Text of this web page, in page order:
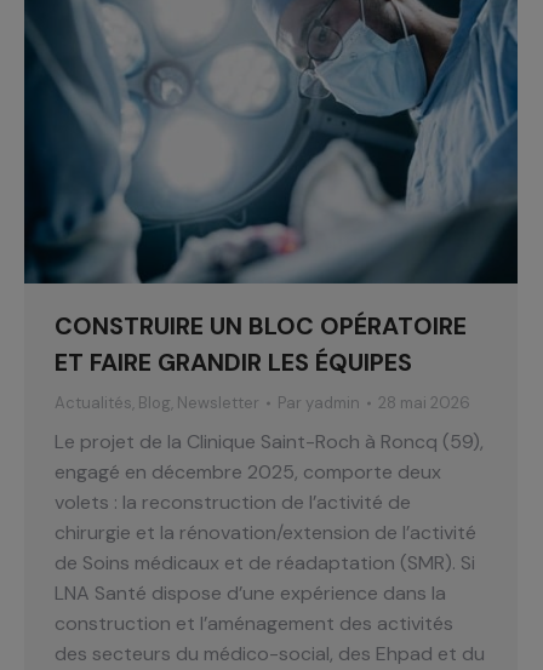
CONSTRUIRE UN BLOC OPÉRATOIRE
ET FAIRE GRANDIR LES ÉQUIPES
Actualités, Blog, Newsletter Par yadmin 28 mai 2026
Le projet de la Clinique Saint-Roch à Roncq (59),
engagé en décembre 2025, comporte deux
volets : la reconstruction de l’activité de
chirurgie et la rénovation/extension de l’activité
de Soins médicaux et de réadaptation (SMR). Si
LNA Santé dispose d’une expérience dans la
construction et l’aménagement des activités
des secteurs du médico-social, des Ehpad et du